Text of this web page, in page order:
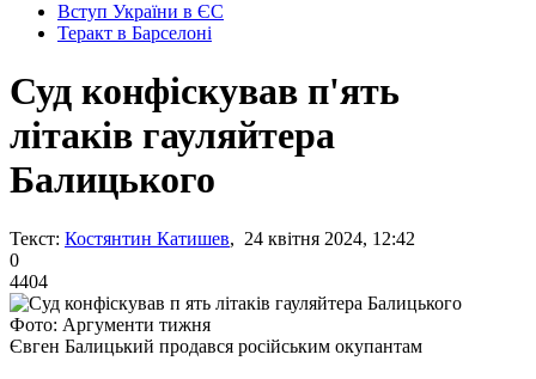
Вступ України в ЄС
Теракт в Барселоні
Суд конфіскував п'ять
літаків гауляйтера
Балицького
Текст: Костянтин Катишев, 24 квітня 2024, 12:42
0
4404
Фото: Аргументи тижня
Євген Балицький продався російським окупантам